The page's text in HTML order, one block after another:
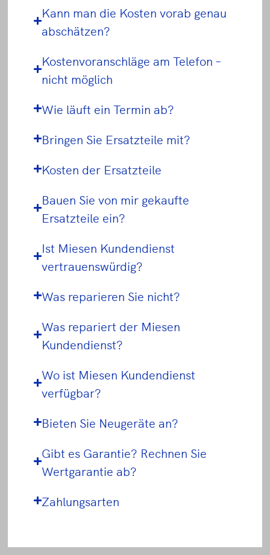
Kann man die Kosten vorab genau
abschätzen?
Kostenvoranschläge am Telefon –
nicht möglich
Wie läuft ein Termin ab?
Bringen Sie Ersatzteile mit?
Kosten der Ersatzteile
Bauen Sie von mir gekaufte
Ersatzteile ein?
Ist Miesen Kundendienst
vertrauenswürdig?
Was reparieren Sie nicht?
Was repariert der Miesen
Kundendienst?
Wo ist Miesen Kundendienst
verfügbar?
Bieten Sie Neugeräte an?
Gibt es Garantie? Rechnen Sie
Wertgarantie ab?
Zahlungsarten